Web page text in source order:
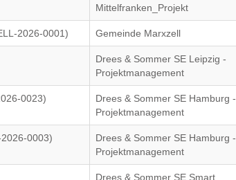
Mittelfranken_Projekt
2026-0001) Gemeinde Marxzell
Drees & Sommer SE Leipzig -
Projektmanagement
0023)
Drees & Sommer SE Hamburg -
Projektmanagement
0003)
Drees & Sommer SE Hamburg -
Projektmanagement
Drees & Sommer SE Smart